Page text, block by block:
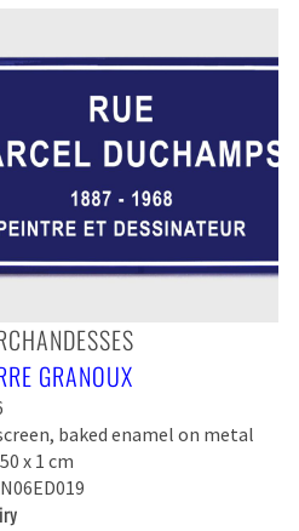
GRANOUX
baked enamel on metal
x 1 cm